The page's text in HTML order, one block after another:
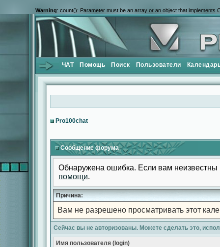
Warning: count(): Parameter must be an array or an object that implements
ЧАТ Помощь Поиск Пользователи
Pro100chat
Сообщение форума
Обнаружена ошибка. Если вам
помощи.
Причина:
Вам не разрешено просматривать этот
Сейчас вы не авторизованы. Можете сделать это,
Имя пользователя (login)